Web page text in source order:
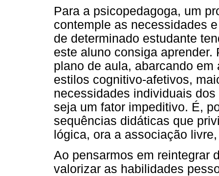
Para a psicopedagoga, um
contemple as necessidades
de determinado estudante
este aluno consiga
plano de aula, abarcando
estilos cognitivo-afetivos,
necessidades individuais
seja um fator impeditivo. É,
sequências didáticas que
lógica, ora a associação
Ao pensarmos em reintegrar
valorizar as habilidades